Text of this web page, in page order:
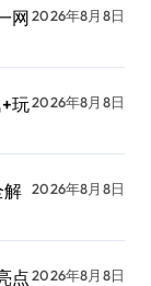
网2026年8月8日
玩2026年8月8日
解 2026年8月8日
点2026年8月8日